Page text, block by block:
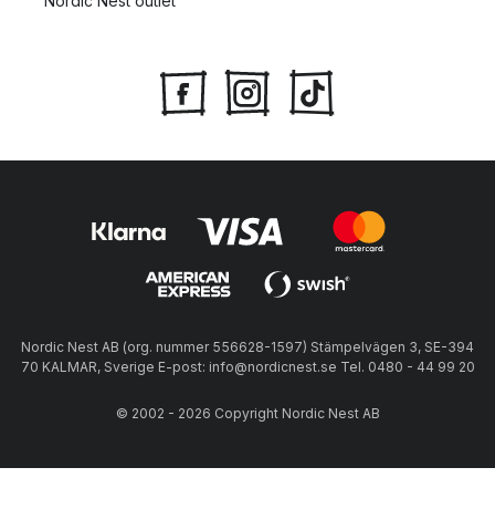
Nordic Nest AB (org. nummer 556628-1597) Stämpelvägen 3, SE-394
70 KALMAR, Sverige E-post: info@nordicnest.se Tel. 0480 - 44 99 20
© 2002 - 2026 Copyright Nordic Nest AB